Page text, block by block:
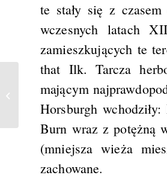
te stały się z
wczesnych latach
zamieszkujących te
that Ilk. Tarcza
mającym
Horsburgh
Burn wraz z potężną
(mniejsza wieża
zachowane.
Nether Horsburgh